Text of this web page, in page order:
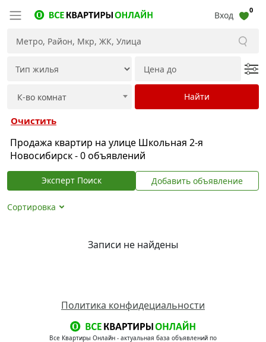
Вход 0
Очистить
Продажа квартир на улице Школьная 2-я
Новосибирск - 0 объявлений
Эксперт Поиск Добавить объявление
Сортировка
Записи не найдены
Политика конфидециальности
Все Квартиры Онлайн - актуальная база объявлений по